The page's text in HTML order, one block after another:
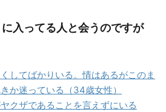
に入ってる人と会うのですが
してばかりいる。情はあるがこのま
か迷っている（34歳女性）
クザであることを言えずにいる